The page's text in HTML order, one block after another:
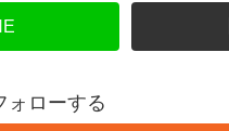
ォローする